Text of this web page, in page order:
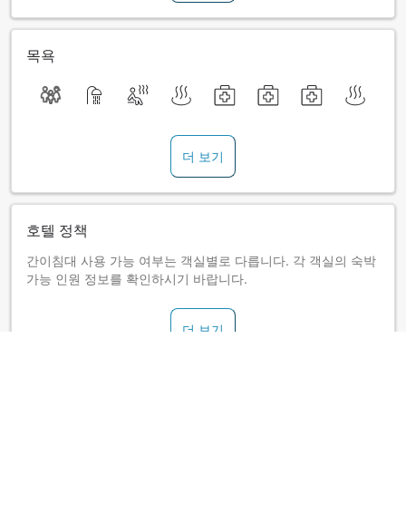
목욕
더 보기
호텔 정책
간이침대 사용 가능 여부는 객실별로 다릅니다. 각 객실의 숙박
가능 인원 정보를 확인하시기 바랍니다.
더 보기